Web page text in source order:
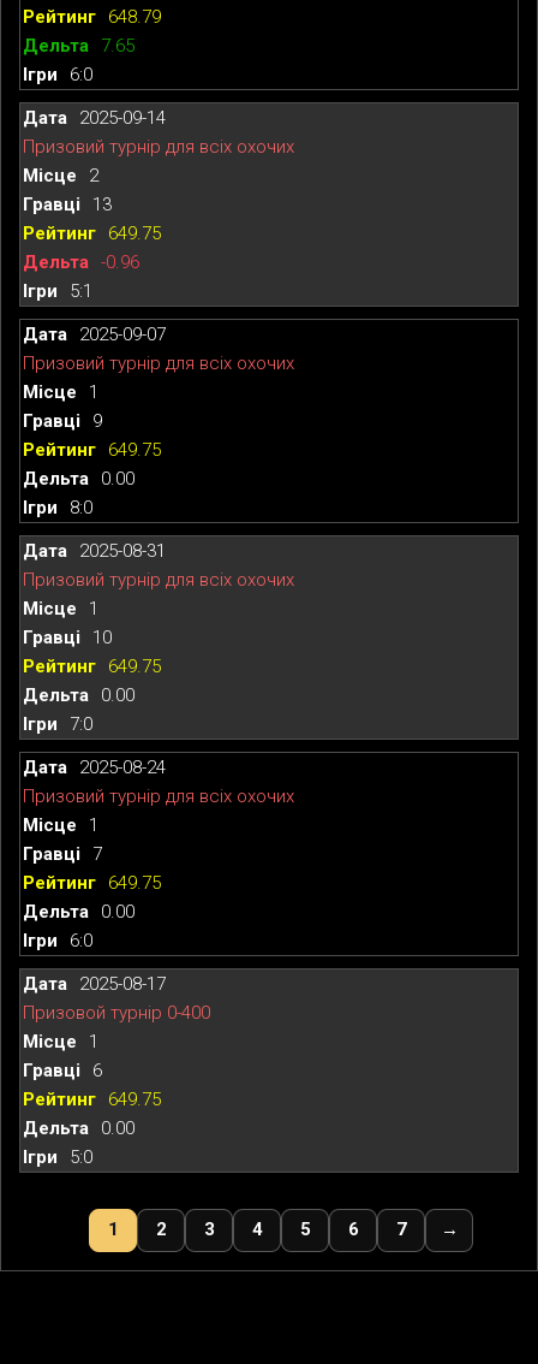
648.79
7.65
6:0
2025-09-14
Призовий турнір для всіх охочих
2
13
649.75
-0.96
5:1
2025-09-07
Призовий турнір для всіх охочих
1
9
649.75
0.00
8:0
2025-08-31
Призовий турнір для всіх охочих
1
10
649.75
0.00
7:0
2025-08-24
Призовий турнір для всіх охочих
1
7
649.75
0.00
6:0
2025-08-17
Призовой турнір 0-400
1
6
649.75
0.00
5:0
1 2 3 4 5 6 7 →